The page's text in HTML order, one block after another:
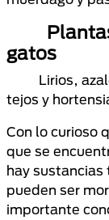
Plantas
gatos
Lirios,
tejos y
Con lo curioso
que se
hay sustancias
pueden ser
importante